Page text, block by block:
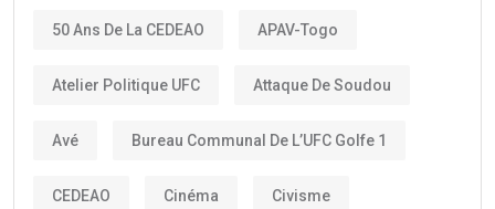
50 Ans De La CEDEAO APAV-Togo
Atelier Politique UFC Attaque De Soudou
Avé Bureau Communal De L’UFC Golfe 1
CEDEAO Cinéma Civisme